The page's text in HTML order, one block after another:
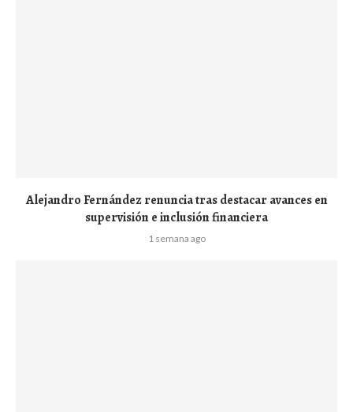
Alejandro Fernández renuncia tras destacar avances en
supervisión e inclusión financiera
1 semana ago